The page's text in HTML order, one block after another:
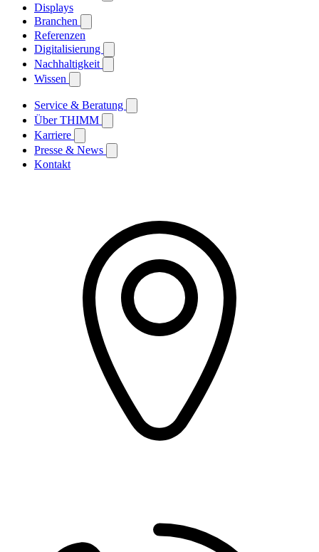
Displays
Branchen
Referenzen
Digitalisierung
Nachhaltigkeit
Wissen
Service & Beratung
Über THIMM
Karriere
Presse & News
Kontakt